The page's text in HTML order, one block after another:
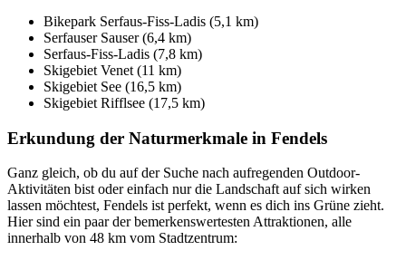
Bikepark Serfaus-Fiss-Ladis (5,1 km)
Serfauser Sauser (6,4 km)
Serfaus-Fiss-Ladis (7,8 km)
Skigebiet Venet (11 km)
Skigebiet See (16,5 km)
Skigebiet Rifflsee (17,5 km)
Erkundung der Naturmerkmale in Fendels
Ganz gleich, ob du auf der Suche nach aufregenden Outdoor-
Aktivitäten bist oder einfach nur die Landschaft auf sich wirken
lassen möchtest, Fendels ist perfekt, wenn es dich ins Grüne zieht.
Hier sind ein paar der bemerkenswertesten Attraktionen, alle
innerhalb von 48 km vom Stadtzentrum: